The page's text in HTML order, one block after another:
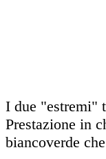
Prestazione in
biancoverde